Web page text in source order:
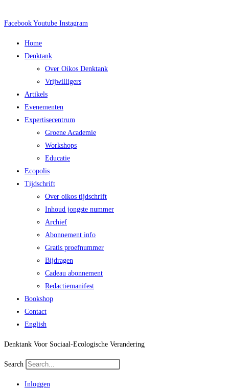
naar
Facebook Youtube Instagram
Main
Menu
Home
Denktank
Over Oikos Denktank
Vrijwilligers
Artikels
Evenementen
Expertisecentrum
Groene Academie
Workshops
Educatie
Ecopolis
Tijdschrift
Over oikos tijdschrift
Inhoud jongste nummer
Archief
Abonnement info
Gratis proefnummer
Bijdragen
Cadeau abonnement
Redactiemanifest
Bookshop
Contact
English
Denktank Voor Sociaal-Ecologische Verandering
Search
Inloggen